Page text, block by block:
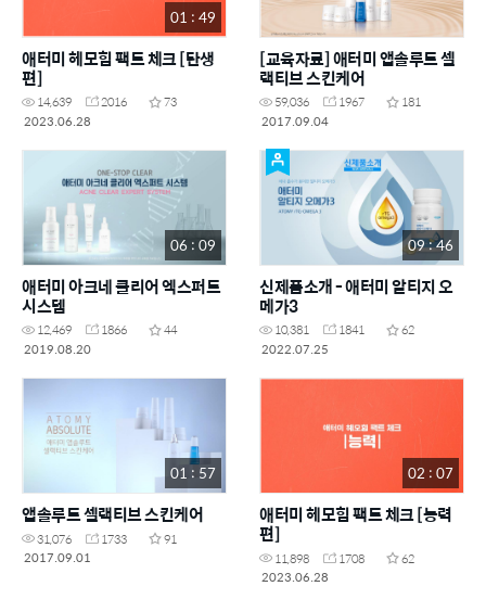
01 : 49
애터미 헤모힘 팩트 체크 [탄생
편]
14,639 2016
73
2023.06.28
[교육자료] 애터미 앱솔루트 셀
랙티브 스킨케어
59,036 1967
181
2017.09.04
06 : 09
애터미 아크네 클리어 엑스퍼트
시스템
12,469 1866
44
2019.08.20
09 : 46
신제품소개 - 애터미 알티지 오
메가3
10,381 1841
62
2022.07.25
01 : 57
앱솔루트 셀랙티브 스킨케어
31,076 1733
91
2017.09.01
02 : 07
애터미 헤모힘 팩트 체크 [능력
편]
11,898 1708
62
2023.06.28